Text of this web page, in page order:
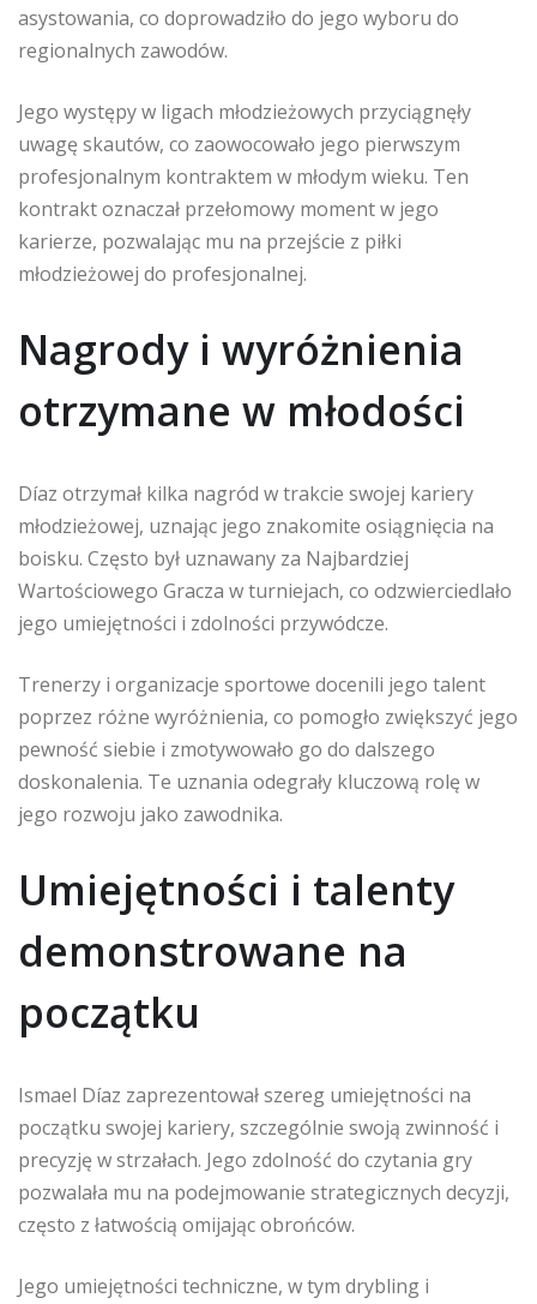
asystowania, co doprowadziło do jego wyboru do
regionalnych zawodów.
Jego występy w ligach młodzieżowych przyciągnęły
uwagę skautów, co zaowocowało jego pierwszym
profesjonalnym kontraktem w młodym wieku. Ten
kontrakt oznaczał przełomowy moment w jego
karierze, pozwalając mu na przejście z piłki
młodzieżowej do profesjonalnej.
Nagrody i wyróżnienia
otrzymane w młodości
Díaz otrzymał kilka nagród w trakcie swojej kariery
młodzieżowej, uznając jego znakomite osiągnięcia na
boisku. Często był uznawany za Najbardziej
Wartościowego Gracza w turniejach, co odzwierciedlało
jego umiejętności i zdolności przywódcze.
Trenerzy i organizacje sportowe docenili jego talent
poprzez różne wyróżnienia, co pomogło zwiększyć jego
pewność siebie i zmotywowało go do dalszego
doskonalenia. Te uznania odegrały kluczową rolę w
jego rozwoju jako zawodnika.
Umiejętności i talenty
demonstrowane na
początku
Ismael Díaz zaprezentował szereg umiejętności na
początku swojej kariery, szczególnie swoją zwinność i
precyzję w strzałach. Jego zdolność do czytania gry
pozwalała mu na podejmowanie strategicznych decyzji,
często z łatwością omijając obrońców.
Jego umiejętności techniczne, w tym drybling i